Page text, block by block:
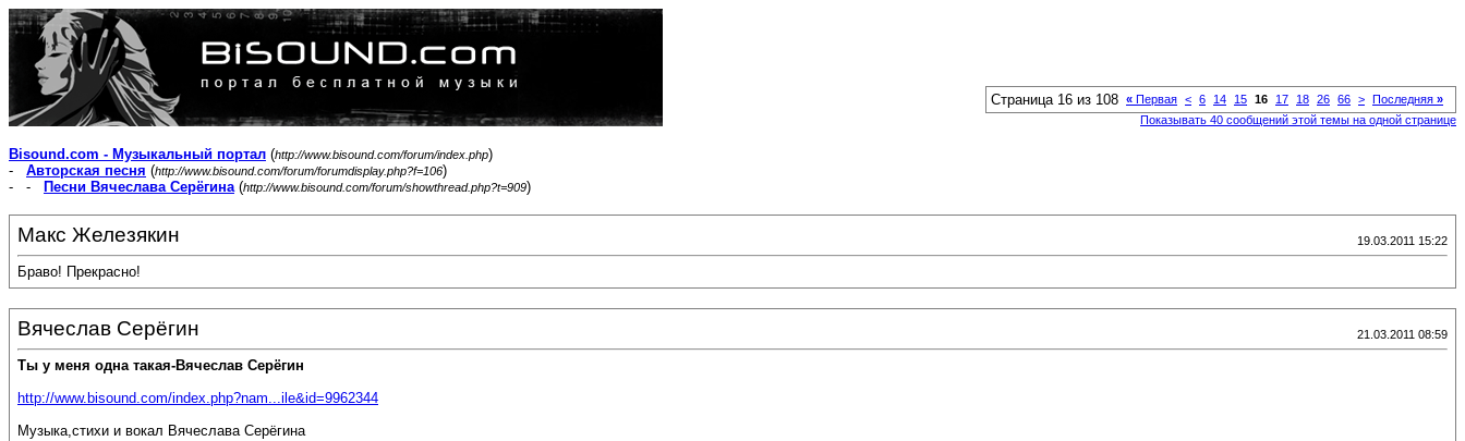
Страница 16 из 108 « Первая < 6 14 15 16 17 18 26 66 > Последняя »
Показывать 40 сообщений этой темы на одной странице
Bisound.com - Музыкальный портал (http://www.bisound.com/forum/index.php)
- Авторская песня (http://www.bisound.com/forum/forumdisplay.php?f=106)
- -
Песни Вячеслава Серёгина(http://www.bisound.com/forum/showthread.php?t=909)
Макс Железякин 19.03.2011 15:22
Браво! Прекрасно!
Вячеслав Серёгин 21.03.2011 08:59
Ты у меня одна такая-Вячеслав Серёгин
http://www.bisound.com/index.php?nam...ile&id=9962344
Музыка,стихи и вокал Вячеслава Серёгина